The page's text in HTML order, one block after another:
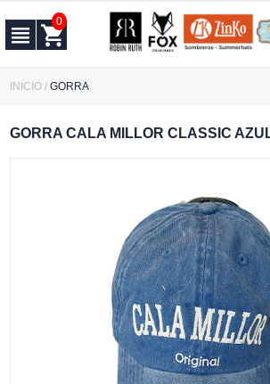
0
INICIO /GORRA
GORRA CALA MILLOR CLASSIC